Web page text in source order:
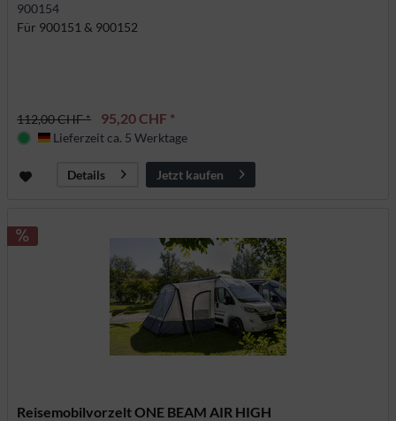
900154
Für 900151 & 900152
112,00 CHF * 95,20 CHF *
Deutschland
Lieferzeit ca. 5 Werktage
Details Jetzt kaufen
Reisemobilvorzelt ONE BEAM AIR HIGH